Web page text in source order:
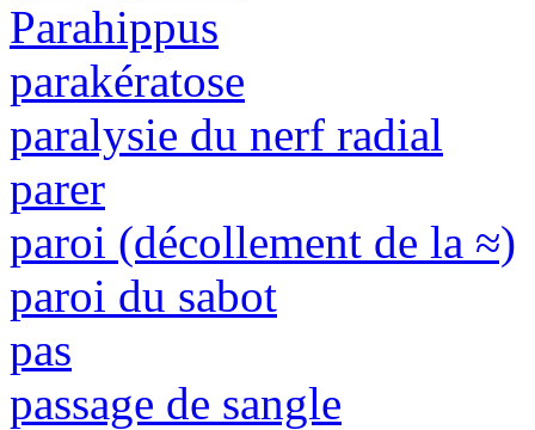
Parahippus
parakératose
paralysie du nerf radial
parer
paroi (décollement de la ≈)
paroi du sabot
pas
passage de sangle